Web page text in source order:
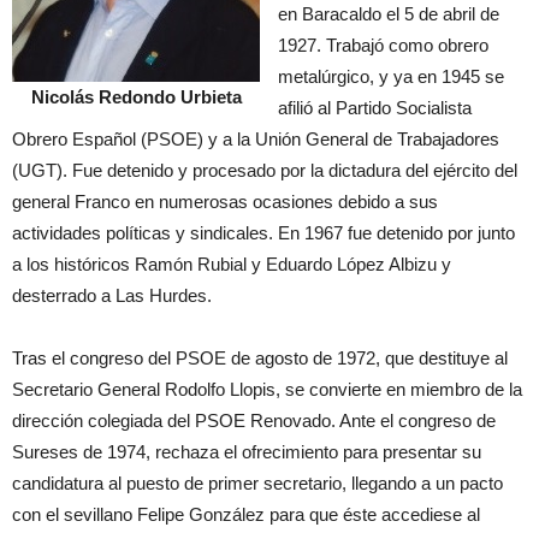
Nicolás Redondo Urbieta
en Baracaldo el 5 de abril de
1927. Trabajó como obrero
metalúrgico, y ya en 1945 se
afilió al Partido Socialista
Obrero Español (PSOE) y a la Unión General de Trabajadores
(UGT). Fue detenido y procesado por la dictadura del ejército del
general Franco en numerosas ocasiones debido a sus
actividades políticas y sindicales. En 1967 fue detenido por junto
a los históricos Ramón Rubial y Eduardo López Albizu y
desterrado a Las Hurdes.
Tras el congreso del PSOE de agosto de 1972, que destituye al
Secretario General Rodolfo Llopis, se convierte en miembro de la
dirección colegiada del PSOE Renovado. Ante el congreso de
Sureses de 1974, rechaza el ofrecimiento para presentar su
candidatura al puesto de primer secretario, llegando a un pacto
con el sevillano Felipe González para que éste accediese al